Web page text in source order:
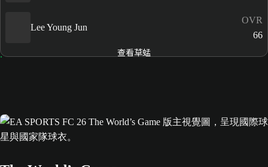
Lee Young Jun
OVR
66
查看草蜢